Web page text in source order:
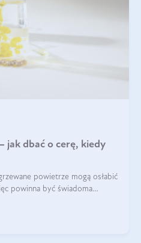
jak dbać o cerę, kiedy
powietrze mogą osłabić
powinna być świadoma